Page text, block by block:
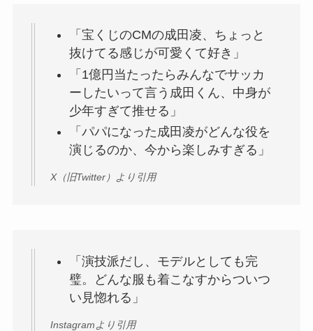
「宝くじのCMの成田凌、ちょっと
抜けてる感じが可愛くて好き」
「1億円当たったらみんなでサッカ
ーしたいって言う成田くん、中身が
少年すぎて推せる」
「パパになった成田凌がどんな役を
演じるのか、今から楽しみすぎる」
X（旧Twitter）より引用
「演技派だし、モデルとしても完
璧。どんな服も着こなすからついつ
い見惚れる」
Instagramより引用